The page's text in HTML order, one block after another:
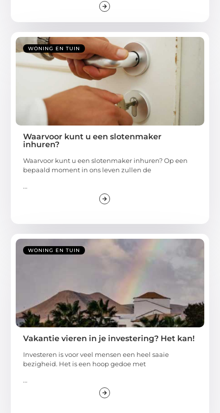
WONING EN TUIN
Waarvoor kunt u een slotenmaker
inhuren?
Waarvoor kunt u een slotenmaker inhuren? Op een
bepaald moment in ons leven zullen de
...
WONING EN TUIN
Vakantie vieren in je investering? Het kan!
Investeren is voor veel mensen een heel saaie
bezigheid. Het is een hoop gedoe met
...